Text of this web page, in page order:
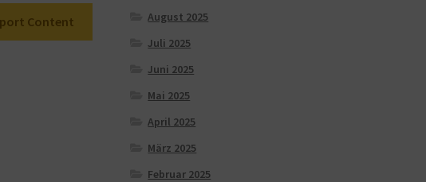
Content
August 2025
Juli 2025
Juni 2025
Mai 2025
April 2025
März 2025
Februar 2025